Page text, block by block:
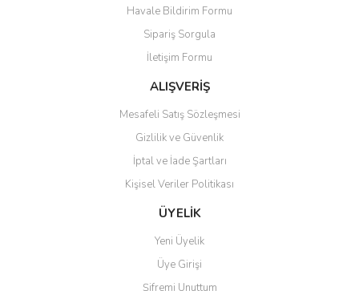
Ürün açıklamasında eksik bilgiler bulunuyor.
Ürün bilgilerinde hatalar bulunuyor.
Ürün fiyatı diğer sitelerden daha pahalı.
Bu ürüne benzer farklı alternatifler olmalı.
Gönder
Havale Bildirim Formu
Sipariş Sorgula
İletişim Formu
ALIŞVERİŞ
Mesafeli Satış Sözleşmesi
Gizlilik ve Güvenlik
İptal ve İade Şartları
Kişisel Veriler Politikası
ÜYELİK
Yeni Üyelik
Üye Girişi
Şifremi Unuttum